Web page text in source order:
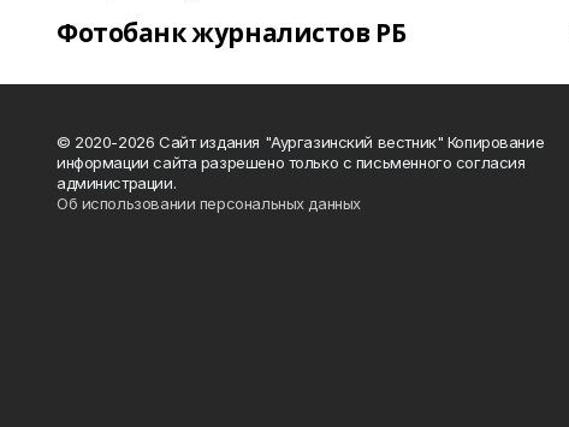
Фотобанк журналистов РБ
© 2020-2026 Сайт издания "Аургазинский вестник" Копирование
информации сайта разрешено только с письменного согласия
администрации.
Об использовании персональных данных